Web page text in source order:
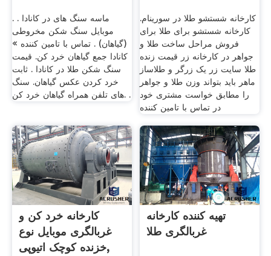
ماسه سنگ های در کانادا . .
موبایل سنگ شکن مخروطی
(گیاهان) . تماس با تامین کننده »
کانادا جمع گیاهان خرد کن. قیمت
سنگ شکن طلا در کانادا . ثابت
خرد کردن عکس گیاهان. سنگ
های تلفن همراه گیاهان خرد کن. .
کارخانه شستشو طلا در سورینام.
کارخانه شستشو برای طلا برای
فروش مراحل ساخت طلا و
جواهر در کارخانه زر قیمت زنده
طلا سایت زر یک زرگر و طلاساز
ماهر باید بتواند وزن طلا و جواهر
را مطابق خواست مشتری خود
در تماس با تامین کننده
کارخانه خرد کن و
غربالگری موبایل نوع
خزنده کوچک اتیوپی,
تهیه کننده کارخانه
غربالگری طلا